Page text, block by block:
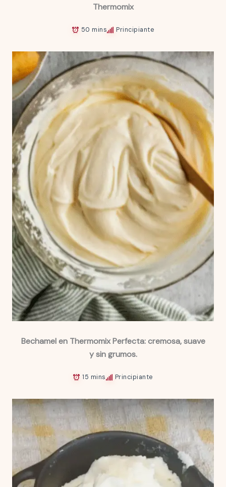
Thermomix
50 mins Principiante
Bechamel en Thermomix Perfecta: cremosa, suave
y sin grumos.
15 mins Principiante